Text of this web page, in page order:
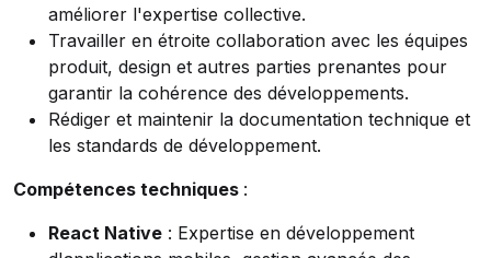
améliorer l'expertise collective.
Travailler en étroite collaboration avec les équipes
produit, design et autres parties prenantes pour
garantir la cohérence des développements.
Rédiger et maintenir la documentation technique et
les standards de développement.
Compétences techniques :
React Native : Expertise en développement